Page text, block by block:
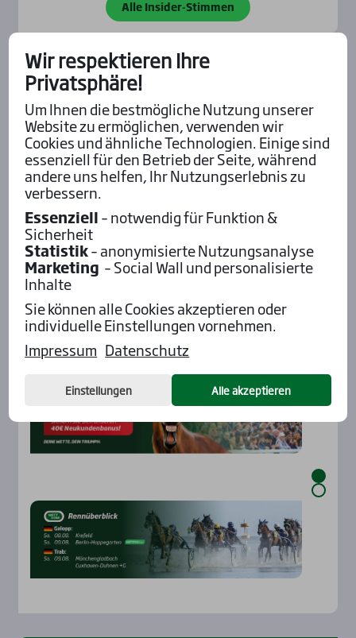
Alle Insider-Stimmen
Pod­cast mit Wett-Tipps
Wir respektieren Ihre
Privatsphäre!
Um Ihnen die bestmögliche Nutzung unserer
Website zu ermöglichen, verwenden wir
Cookies und ähnliche Technologien. Einige sind
essenziell für den Betrieb der Seite, während
andere uns helfen, Ihr Nutzungserlebnis zu
verbessern.
Essenziell– notwendig für Funktion &
Sicherheit
Statistik– anonymisierte Nutzungsanalyse
Marketing – Social Wall und personalisierte
Inhalte
Sie können alle Cookies akzeptieren oder
individuelle Einstellungen vornehmen.
Impressum Datenschutz
Einstellungen Alle akzeptieren